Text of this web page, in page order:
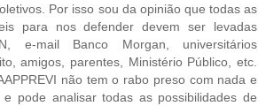
Por isso sou da opinião que todas as
para nos defender devem ser levadas
e-mail Banco Morgan, universitários
amigos, parentes, Ministério Público, etc.
não tem o rabo preso com nada e
e pode analisar todas as possibilidades de